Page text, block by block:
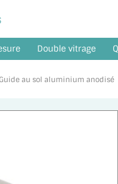
Double vitrage
au sol aluminium anodisé